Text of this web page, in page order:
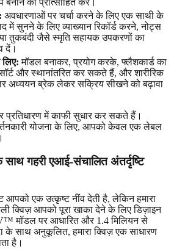
को प्रोत्साहित करें।
अवधारणाओं पर चर्चा करने के लिए एक साथी के
में सुनने के लिए व्याख्यान रिकॉर्ड करने, नोट्स
तुकबंदी जैसे स्मृति सहायक उपकरणों का
दें।
मॉडल बनाकर, प्रयोग करके, फ्लैशकार्ड का
और स्थानांतरित कर सकते हैं, और शारीरिक
अध्ययन ब्रेक लेकर सक्रिय सीखने को बढ़ावा
में काफी सुधार कर सकते हैं।
योजना के लिए, आपको केवल एक लेबल
गहरी एआई-संचालित अंतर्दृष्टि
आपको एक उत्कृष्ट नींव देती है, लेकिन हमारा
क्विज़ आपको पूरा खाका देने के लिए डिज़ाइन
मॉडल पर आधारित और 1.4 मिलियन से
के साथ अनुकूलित, हमारा क्विज़ एक साधारण
है।